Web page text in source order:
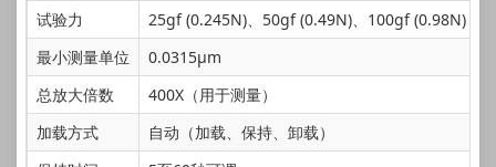
试验力
25gf (0.245N)、50gf (0.49N)、100gf (0.98N)
最小测量单位
0.0315μm
总放大倍数
400X（用于测量）
加载方式
自动（加载、保持、卸载）